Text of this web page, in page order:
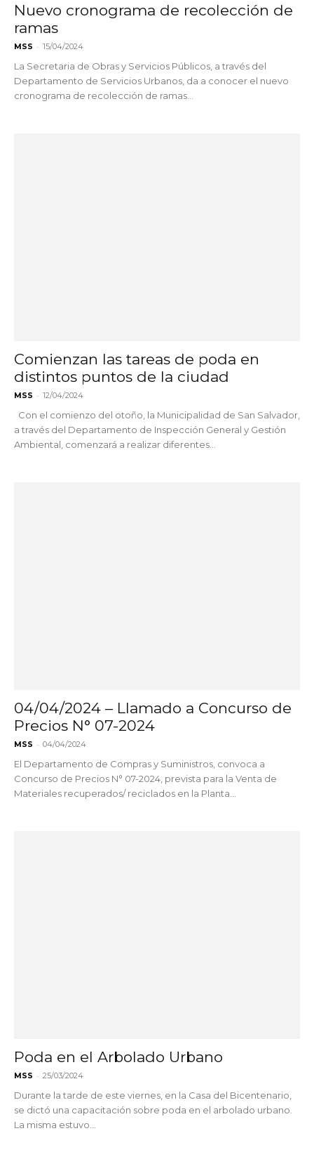
Nuevo cronograma de recolección de
ramas
MSS - 15/04/2024
La Secretaria de Obras y Servicios Públicos, a través del
Departamento de Servicios Urbanos, da a conocer el nuevo
cronograma de recolección de ramas...
Comienzan las tareas de poda en
distintos puntos de la ciudad
MSS - 12/04/2024
Con el comienzo del otoño, la Municipalidad de San Salvador,
a través del Departamento de Inspección General y Gestión
Ambiental, comenzará a realizar diferentes...
04/04/2024 – Llamado a Concurso de
Precios N° 07-2024
MSS - 04/04/2024
El Departamento de Compras y Suministros, convoca a
Concurso de Precios N° 07-2024, prevista para la Venta de
Materiales recuperados/ reciclados en la Planta...
Poda en el Arbolado Urbano
MSS - 25/03/2024
Durante la tarde de este viernes, en la Casa del Bicentenario,
se dictó una capacitación sobre poda en el arbolado urbano.
La misma estuvo...